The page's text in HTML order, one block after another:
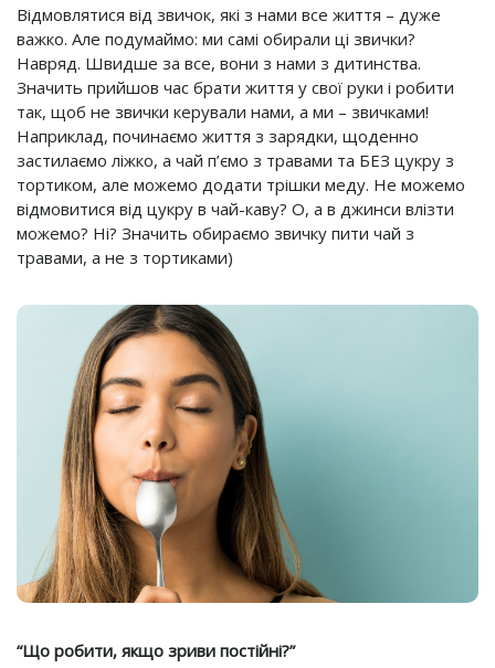
Відмовлятися від звичок, які з нами все життя – дуже
важко. Але подумаймо: ми самі обирали ці звички?
Навряд. Швидше за все, вони з нами з дитинства.
Значить прийшов час брати життя у свої руки і робити
так, щоб не звички керували нами, а ми – звичками!
Наприклад, починаємо життя з зарядки, щоденно
застилаємо ліжко, а чай п’ємо з травами та БЕЗ цукру з
тортиком, але можемо додати трішки меду. Не можемо
відмовитися від цукру в чай-каву? О, а в джинси влізти
можемо? Ні? Значить обираємо звичку пити чай з
травами, а не з тортиками)
“Що робити, якщо зриви постійні?”